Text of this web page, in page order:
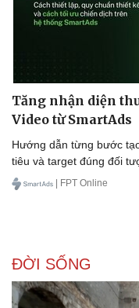
Tăng nhận diện
Video từ SmartAds
Hướng dẫn từng bước
tiêu và target đúng đối
| FPT Online
ĐỜI SỐNG